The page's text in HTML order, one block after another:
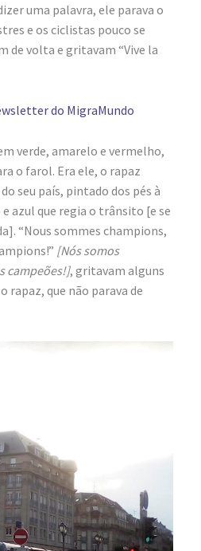
uma palavra, ele parava o
e os ciclistas pouco se
de volta e gritavam “Vive la
do MigraMundo
verde, amarelo e vermelho,
o farol. Era ele, o rapaz
seu país, pintado dos pés à
azul que regia o trânsito [e se
“Nous sommes champions,
[Nós somos
campeões!], gritavam alguns
rapaz, que não parava de